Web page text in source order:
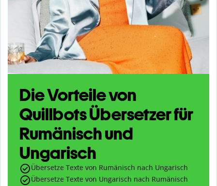
Die Vorteile von
Quillbots Übersetzer für
Rumänisch und
Ungarisch
Übersetze Texte von Rumänisch nach Ungarisch
Übersetze Texte von Ungarisch nach Rumänisch